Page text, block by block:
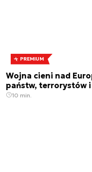
PREMIUM
Wojna cieni nad
państw, terrorystów
10 min.